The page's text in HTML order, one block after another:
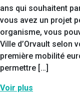
ans qui souhaitent
vous avez un projet
organisme, vous
Ville d’Orvault selon
première mobilité
permettre […]
Voir plus